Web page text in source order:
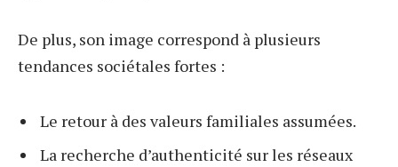
De plus, son image correspond à plusieurs
tendances sociétales fortes :
Le retour à des valeurs familiales assumées.
La recherche d’authenticité sur les réseaux